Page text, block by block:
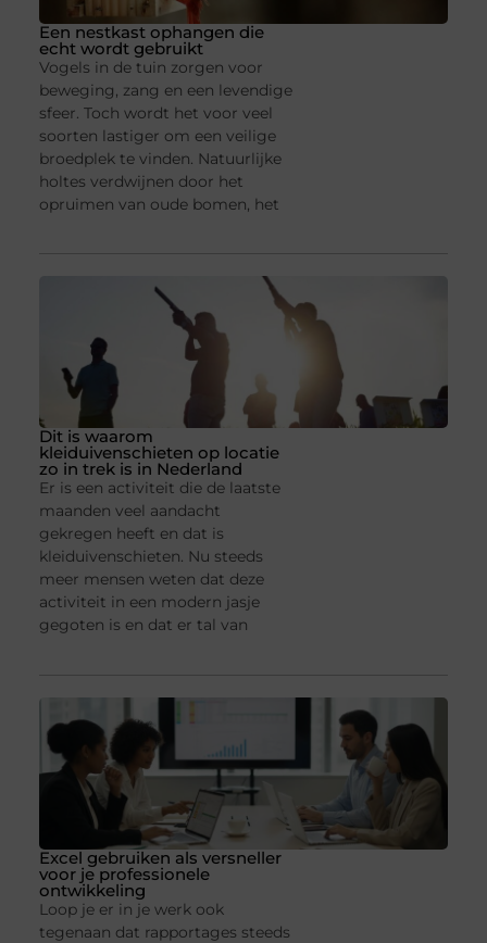
Een nestkast ophangen die
echt wordt gebruikt
Vogels in de tuin zorgen voor
beweging, zang en een levendige
sfeer. Toch wordt het voor veel
soorten lastiger om een veilige
broedplek te vinden. Natuurlijke
holtes verdwijnen door het
opruimen van oude bomen, het
Dit is waarom
kleiduivenschieten op locatie
zo in trek is in Nederland
Er is een activiteit die de laatste
maanden veel aandacht
gekregen heeft en dat is
kleiduivenschieten. Nu steeds
meer mensen weten dat deze
activiteit in een modern jasje
gegoten is en dat er tal van
Excel gebruiken als versneller
voor je professionele
ontwikkeling
Loop je er in je werk ook
tegenaan dat rapportages steeds